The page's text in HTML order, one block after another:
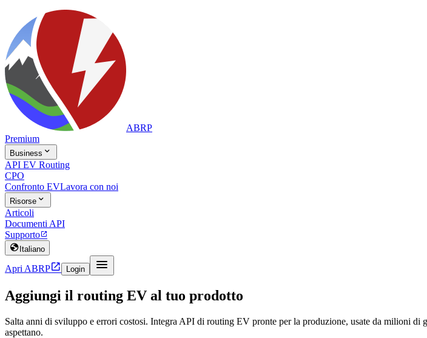
ABRP
Premium
Business 
API EV Routing
CPO
Confronto EVLavora con noi
Risorse 
Articoli
Documenti API
Supporto
 Italiano
Apri ABRP Login 
Aggiungi il routing EV al tuo prodotto
Salta anni di sviluppo e errori costosi. Integra API di routing EV pronte per la produzione, usate da milioni
aspettano.